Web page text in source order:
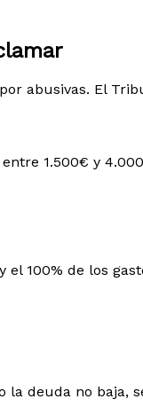
abusivas. El
1.500€ y
100% de los
la deuda no